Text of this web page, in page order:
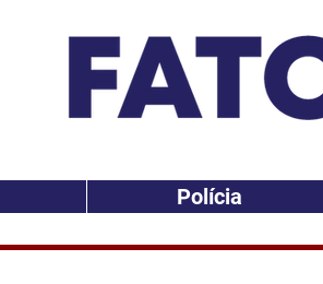
Polícia